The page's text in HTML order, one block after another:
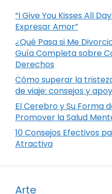
“I Give You Kisses All
Expresar Amor”
¿Qué Pasa si Me
Guía Completa sobre
Derechos
Cómo superar la
de viaje: consejos y
El Cerebro y Su Forma
Promover la Salud
10 Consejos Efectivos
Atractiva
Arte